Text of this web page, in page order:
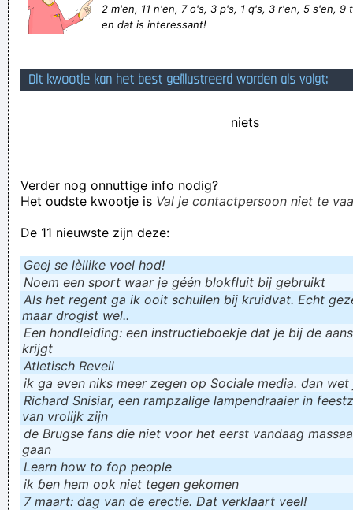
minstens één persoon gaat de kamer verlaten.
Tussendoor op sporza kijken en zien dat Genk er al vier in
kutclub aan 't verliezen is in Geel. Grappig, zalig, heerlijk.
Geej se lèllike voel hod!
2 m'en, 11 n'en, 7 o's, 3 p's, 1 q's, 3 r'en, 5 s'en, 9
en dat is interessant!
Dit kwootje kan het best geïllustreerd worden als volgt:
niets
Verder nog onnuttige info nodig?
Het oudste kwootje is Val je contactpersoon niet te
De 11 nieuwste zijn deze:
Geej se lèllike voel hod!
Noem een sport waar je géén blokfluit bij gebruikt
Als het regent ga ik ooit schuilen bij kruidvat. Echt
maar drogist wel..
Een hondleiding: een instructieboekje dat je bij de
krijgt
Atletisch Reveil
ik ga even niks meer zegen op Sociale media. dan
Richard Snisiar, een rampzalige lampendraaier in
van vrolijk zijn
de Brugse fans die niet voor het eerst vandaag
gaan
Learn how to fop people
ik ɓen hem ook niet tegen gekomen
7 maart: dag van de erectie. Dat verklaart veel!